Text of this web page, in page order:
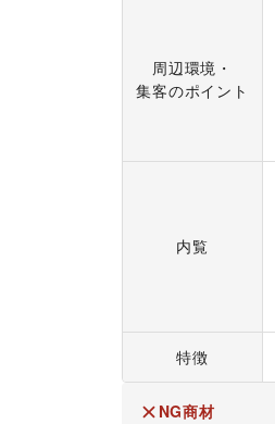
周辺環境・
集客のポイント
内覧
特徴
NG商材